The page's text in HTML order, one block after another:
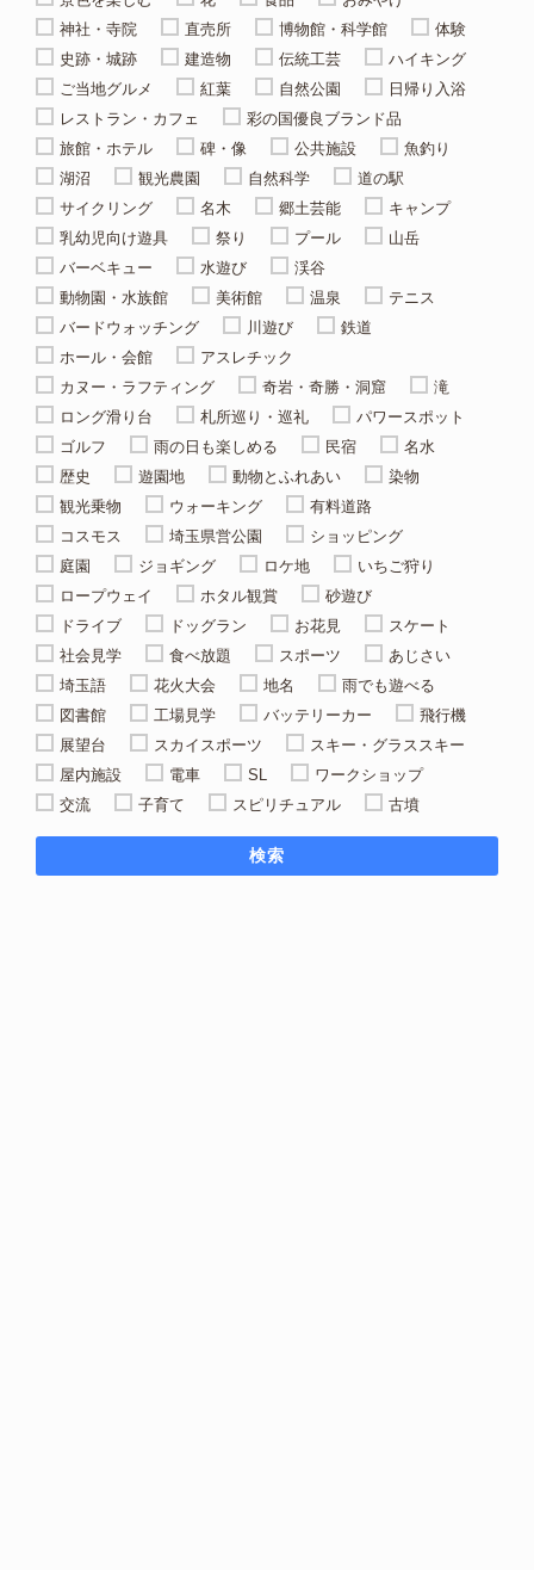
神社・寺院
直売所 博物館・科学館
体験
史跡・城跡
建造物 伝統工芸
ハイキング
ご当地グルメ
紅葉 自然公園
日帰り入浴
レストラン・カフェ
彩の国優良ブランド品
旅館・ホテル
碑・像 公共施設
魚釣り
湖沼
観光農園 自然科学
道の駅
サイクリング
名木 郷土芸能
キャンプ
乳幼児向け遊具
祭り プール
山岳
バーベキュー
水遊び
渓谷
動物園・水族館
美術館 温泉
テニス
バードウォッチング
川遊び
鉄道
ホール・会館
アスレチック
カヌー・ラフティング
奇岩・奇勝・洞窟
滝
ロング滑り台
札所巡り・巡礼
パワースポット
ゴルフ
雨の日も楽しめる 民宿
名水
歴史
遊園地 動物とふれあい
染物
観光乗物
ウォーキング
有料道路
コスモス
埼玉県営公園
ショッピング
庭園
ジョギング ロケ地
いちご狩り
ロープウェイ
ホタル観賞
砂遊び
ドライブ
ドッグラン お花見
スケート
社会見学
食べ放題 スポーツ
あじさい
埼玉語
花火大会 地名
雨でも遊べる
図書館
工場見学 バッテリーカー
飛行機
展望台
スカイスポーツ
スキー・グラススキー
屋内施設
電車 SL
ワークショップ
交流
子育て スピリチュアル 古墳
検索